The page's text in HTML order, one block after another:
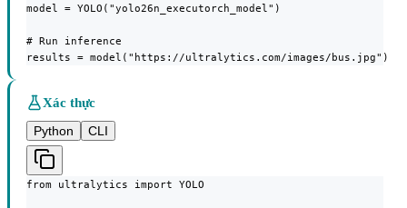
model = YOLO("yolo26n_executorch_model")
# Run inference
results = model("https://ultralytics.com/images/bus.jpg")
Xác thực
Python
CLI
from ultralytics import YOLO